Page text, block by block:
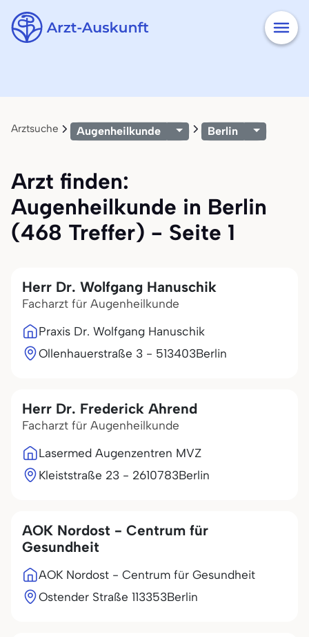
Arztsuche Augenheilkunde Berlin
Arzt finden:
Augenheilkunde in Berlin
(468 Treffer) - Seite 1
Herr Dr. Wolfgang Hanuschik
Facharzt für Augenheilkunde
Praxis Dr. Wolfgang Hanuschik
Ollenhauerstraße 3 - 513403Berlin
Herr Dr. Frederick Ahrend
Facharzt für Augenheilkunde
Lasermed Augenzentren MVZ
Kleiststraße 23 - 2610783Berlin
AOK Nordost - Centrum für
Gesundheit
AOK Nordost - Centrum für Gesundheit
Ostender Straße 113353Berlin